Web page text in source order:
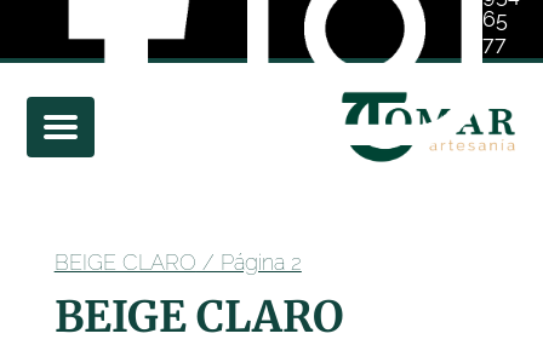
65
77
01
BEIGE CLARO / Página 2
BEIGE CLARO